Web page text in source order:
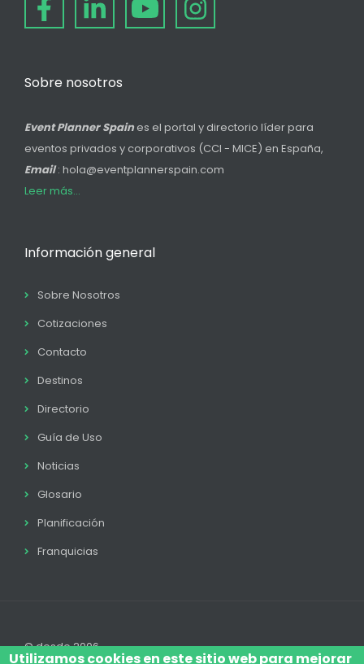
Sobre nosotros
Event Planner Spain es el portal y directorio líder para
eventos privados y corporativos (CCI - MICE) en España,
Email: hola@eventplannerspain.com
Leer más...
Información general
Sobre Nosotros
Cotizaciones
Contacto
Destinos
Directorio
Guía de Uso
Noticias
Glosario
Planificación
Franquicias
© desde 2006
Utilizamos cookies en este sitio web para mejorar